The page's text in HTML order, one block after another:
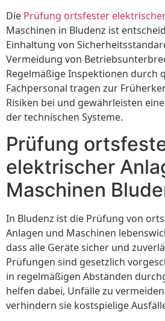
Die Prüfung ortsfester
Maschinen in Bludenz ist
Einhaltung von
Vermeidung von
Regelmäßige Inspektionen durch
Fachpersonal tragen zur
Risiken bei und gewährleisten
der technischen Systeme.
Prüfung
elektrischer
Maschinen
In Bludenz ist die Prüfung von
Anlagen und Maschinen
dass alle Geräte sicher und
Prüfungen sind gesetzlich
in regelmäßigen Abständen
helfen dabei, Unfälle zu
verhindern sie kostspielige